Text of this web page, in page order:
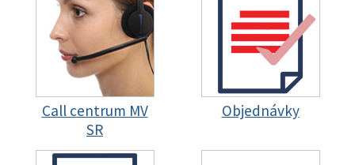
Call centrum MV
SR
Objednávky